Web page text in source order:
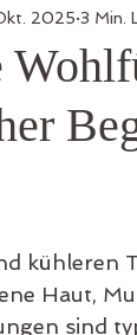
2025 3 Min.
kühleren
Haut,
sind